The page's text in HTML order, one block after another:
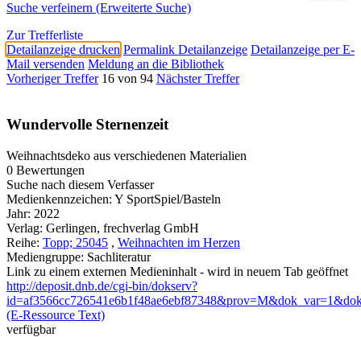
Suche verfeinern (Erweiterte Suche)
Zur Trefferliste
Detailanzeige drucken Permalink Detailanzeige Detailanzeige per E-
Mail versenden Meldung an die Bibliothek
Vorheriger Treffer 16 von 94 Nächster Treffer
Wundervolle Sternenzeit
Weihnachtsdeko aus verschiedenen Materialien
0 Bewertungen
Suche nach diesem Verfasser
Medienkennzeichen: Y SportSpiel/Basteln
Jahr: 2022
Verlag: Gerlingen, frechverlag GmbH
Reihe: Topp; 25045 , Weihnachten im Herzen
Mediengruppe: Sachliteratur
Link zu einem externen Medieninhalt - wird in neuem Tab geöffnet
http://deposit.dnb.de/cgi-bin/dokserv?
(E-Ressource Text)
verfügbar